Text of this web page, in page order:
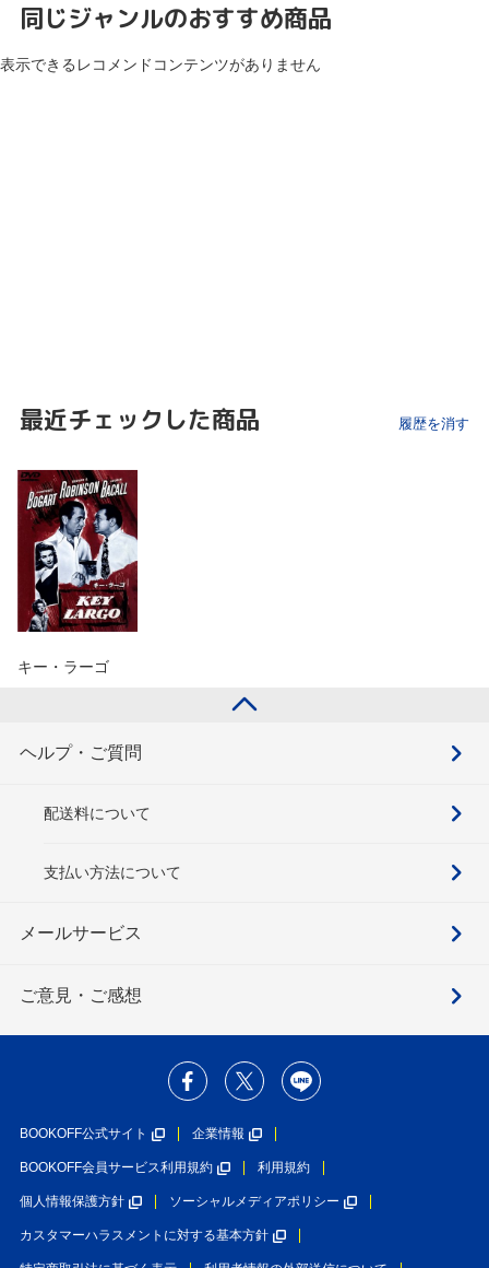
同じジャンルのおすすめ商品
表示できるレコメンドコンテンツがありません
最近チェックした商品 履歴を消す
キー・ラーゴ
ヘルプ・ご質問
配送料について
支払い方法について
メールサービス
ご意見・ご感想
BOOKOFF公式サイト 企業情報
BOOKOFF会員サービス利用規約 利用規約
個人情報保護方針 ソーシャルメディアポリシー
カスタマーハラスメントに対する基本方針